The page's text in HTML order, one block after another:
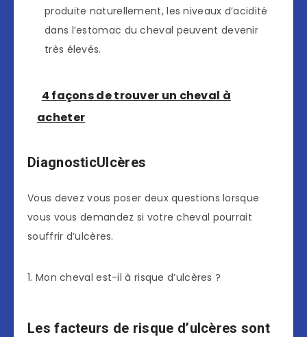
produite naturellement, les niveaux d’acidité
dans l’estomac du cheval peuvent devenir
très élevés.
4 façons de trouver un cheval à
acheter
DiagnosticUlcères
Vous devez vous poser deux questions lorsque
vous vous demandez si votre cheval pourrait
souffrir d’ulcères.
1. Mon cheval est-il à risque d’ulcères ?
Les facteurs de risque d’ulcères sont